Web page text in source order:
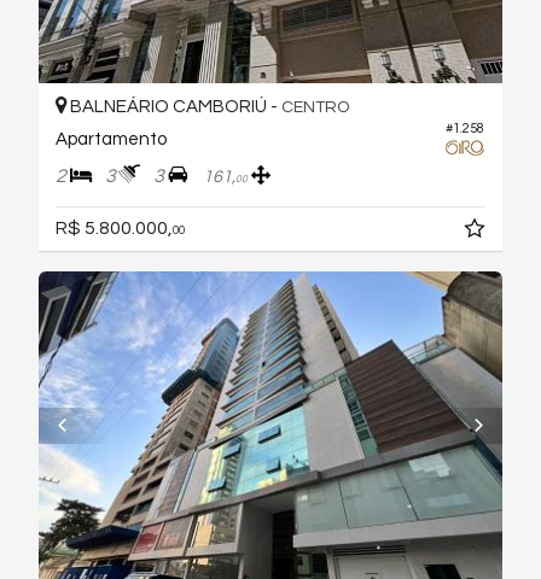
#1.258
BALNEÁRIO CAMBORIÚ - CENTRO
Apartamento
2 3 3 161,00
R$ 5.800.000, 00